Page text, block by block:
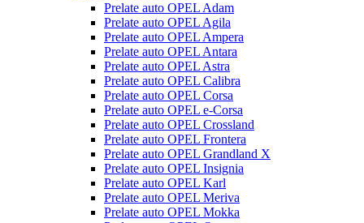
Prelate auto OPEL Adam
Prelate auto OPEL Agila
Prelate auto OPEL Ampera
Prelate auto OPEL Antara
Prelate auto OPEL Astra
Prelate auto OPEL Calibra
Prelate auto OPEL Corsa
Prelate auto OPEL e-Corsa
Prelate auto OPEL Crossland
Prelate auto OPEL Frontera
Prelate auto OPEL Grandland X
Prelate auto OPEL Insignia
Prelate auto OPEL Karl
Prelate auto OPEL Meriva
Prelate auto OPEL Mokka